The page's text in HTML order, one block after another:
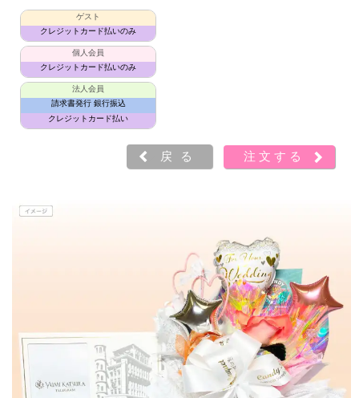
ゲスト
クレジットカード払いのみ
個人会員
クレジットカード払いのみ
法人会員
請求書発行 銀行振込
クレジットカード払い
戻る 注文する